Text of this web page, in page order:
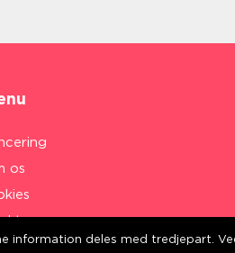
os
os
information deles med tredjepart.